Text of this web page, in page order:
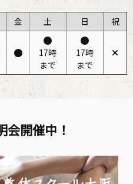
金 土 日 祝
17時
まで
17時
まで
会開催中！